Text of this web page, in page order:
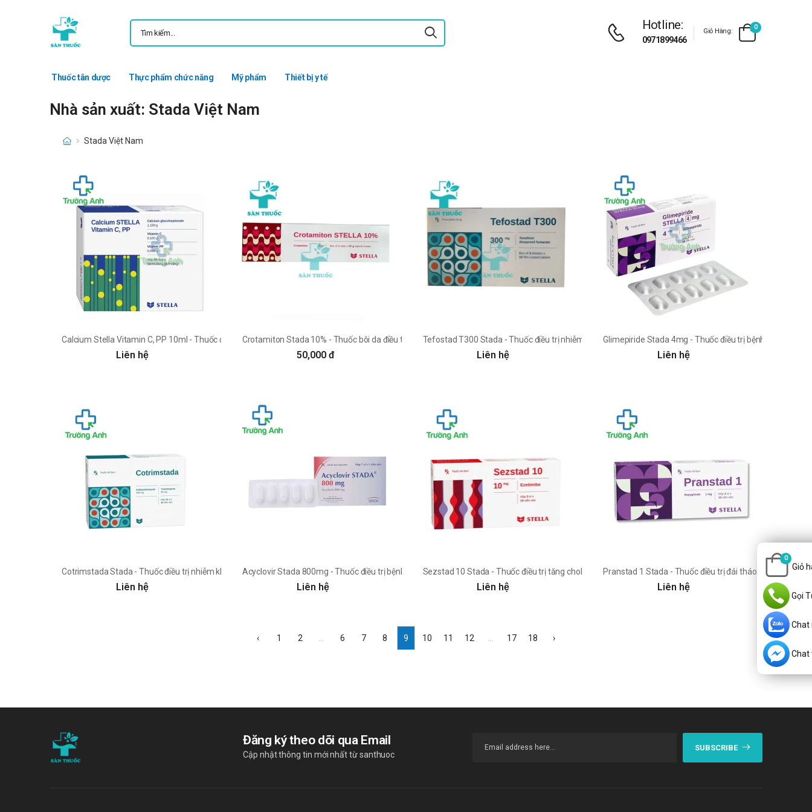
Hotline:
0971899466
Giỏ Hàng:
0
Thuốc tân dược Thực phẩm chức năng Mỹ phẩm Thiết bị y tế
Nhà sản xuất: Stada Việt Nam
Stada Việt Nam
Calcium Stella Vitamin C, PP 10ml - Thuốc điều trị thiếu canxi hiệu quả
Liên hệ
Crotamiton Stada 10% - Thuốc bôi da điều trị ngứa, ghẻ
50,000 đ
Tefostad T300 Stada - Thuốc điều trị nhiễm HIV, viêm gan B siêu vi mãn tính
Liên hệ
Glimepiride Stada 4mg - Thuốc điều trị bệnh đái tháo
Liên hệ
Cotrimstada Stada - Thuốc điều trị nhiễm khuẩn hiệu quả
Liên hệ
Acyclovir Stada 800mg - Thuốc điều trị bệnh Herpes simplex
Liên hệ
Sezstad 10 Stada - Thuốc điều trị tăng cholesterol hiệu quả
Liên hệ
Pranstad 1 Stada - Thuốc điều trị đái tháo đường tuýp 2
Liên hệ
‹ 1 2 6 7 8 9 10 11 12 17 18 ›
Đăng ký theo dõi qua Email
Cập nhật thông tin mới nhất từ santhuoc
SUBSCRIBE
0
Giỏ
Gọi
Chat
Chat